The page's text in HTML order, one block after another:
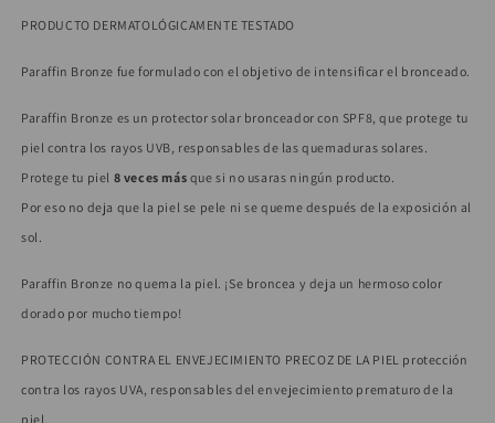
PRODUCTO DERMATOLÓGICAMENTE TESTADO
Paraffin Bronze fue formulado con el objetivo de intensificar el bronceado.
Paraffin Bronze es un protector solar bronceador con SPF8, que protege tu
piel contra los rayos UVB, responsables de las quemaduras solares.
Protege tu piel 8 veces más que si no usaras ningún producto.
Por eso no deja que la piel se pele ni se queme después de la exposición al
sol.
Paraffin Bronze no quema la piel. ¡Se broncea y deja un hermoso color
dorado por mucho tiempo!
PROTECCIÓN CONTRA EL ENVEJECIMIENTO PRECOZ DE LA PIEL protección
contra los rayos UVA, responsables del envejecimiento prematuro de la
piel.